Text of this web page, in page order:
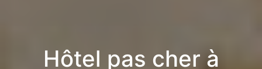
Hôtel pas cher à